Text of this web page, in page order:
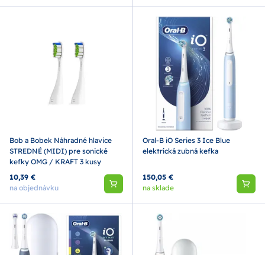
Bob a Bobek Náhradné hlavice
STREDNÉ (MIDI) pre sonické
kefky OMG / KRAFT 3 kusy
10,39 €
na objednávku
Oral-B iO Series 3 Ice Blue
elektrická zubná kefka
150,05 €
na sklade